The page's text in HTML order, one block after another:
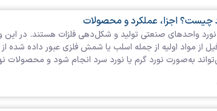
چیست؟ اجزا، عملکرد و محصولات
واحدهای صنعتی تولید و شکل‌دهی فلزات هستند. در این
از مواد اولیه از جمله اسلب یا شمش فلزی عبور داده
به‌صورت نورد گرم یا نورد سرد انجام شود و محصولات